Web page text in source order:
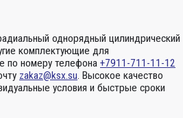
однорядный цилиндрический
комплектующие для
по номеру телефона +7911-711-11-12
zakaz@ksx.su. Высокое качество
условия и быстрые сроки